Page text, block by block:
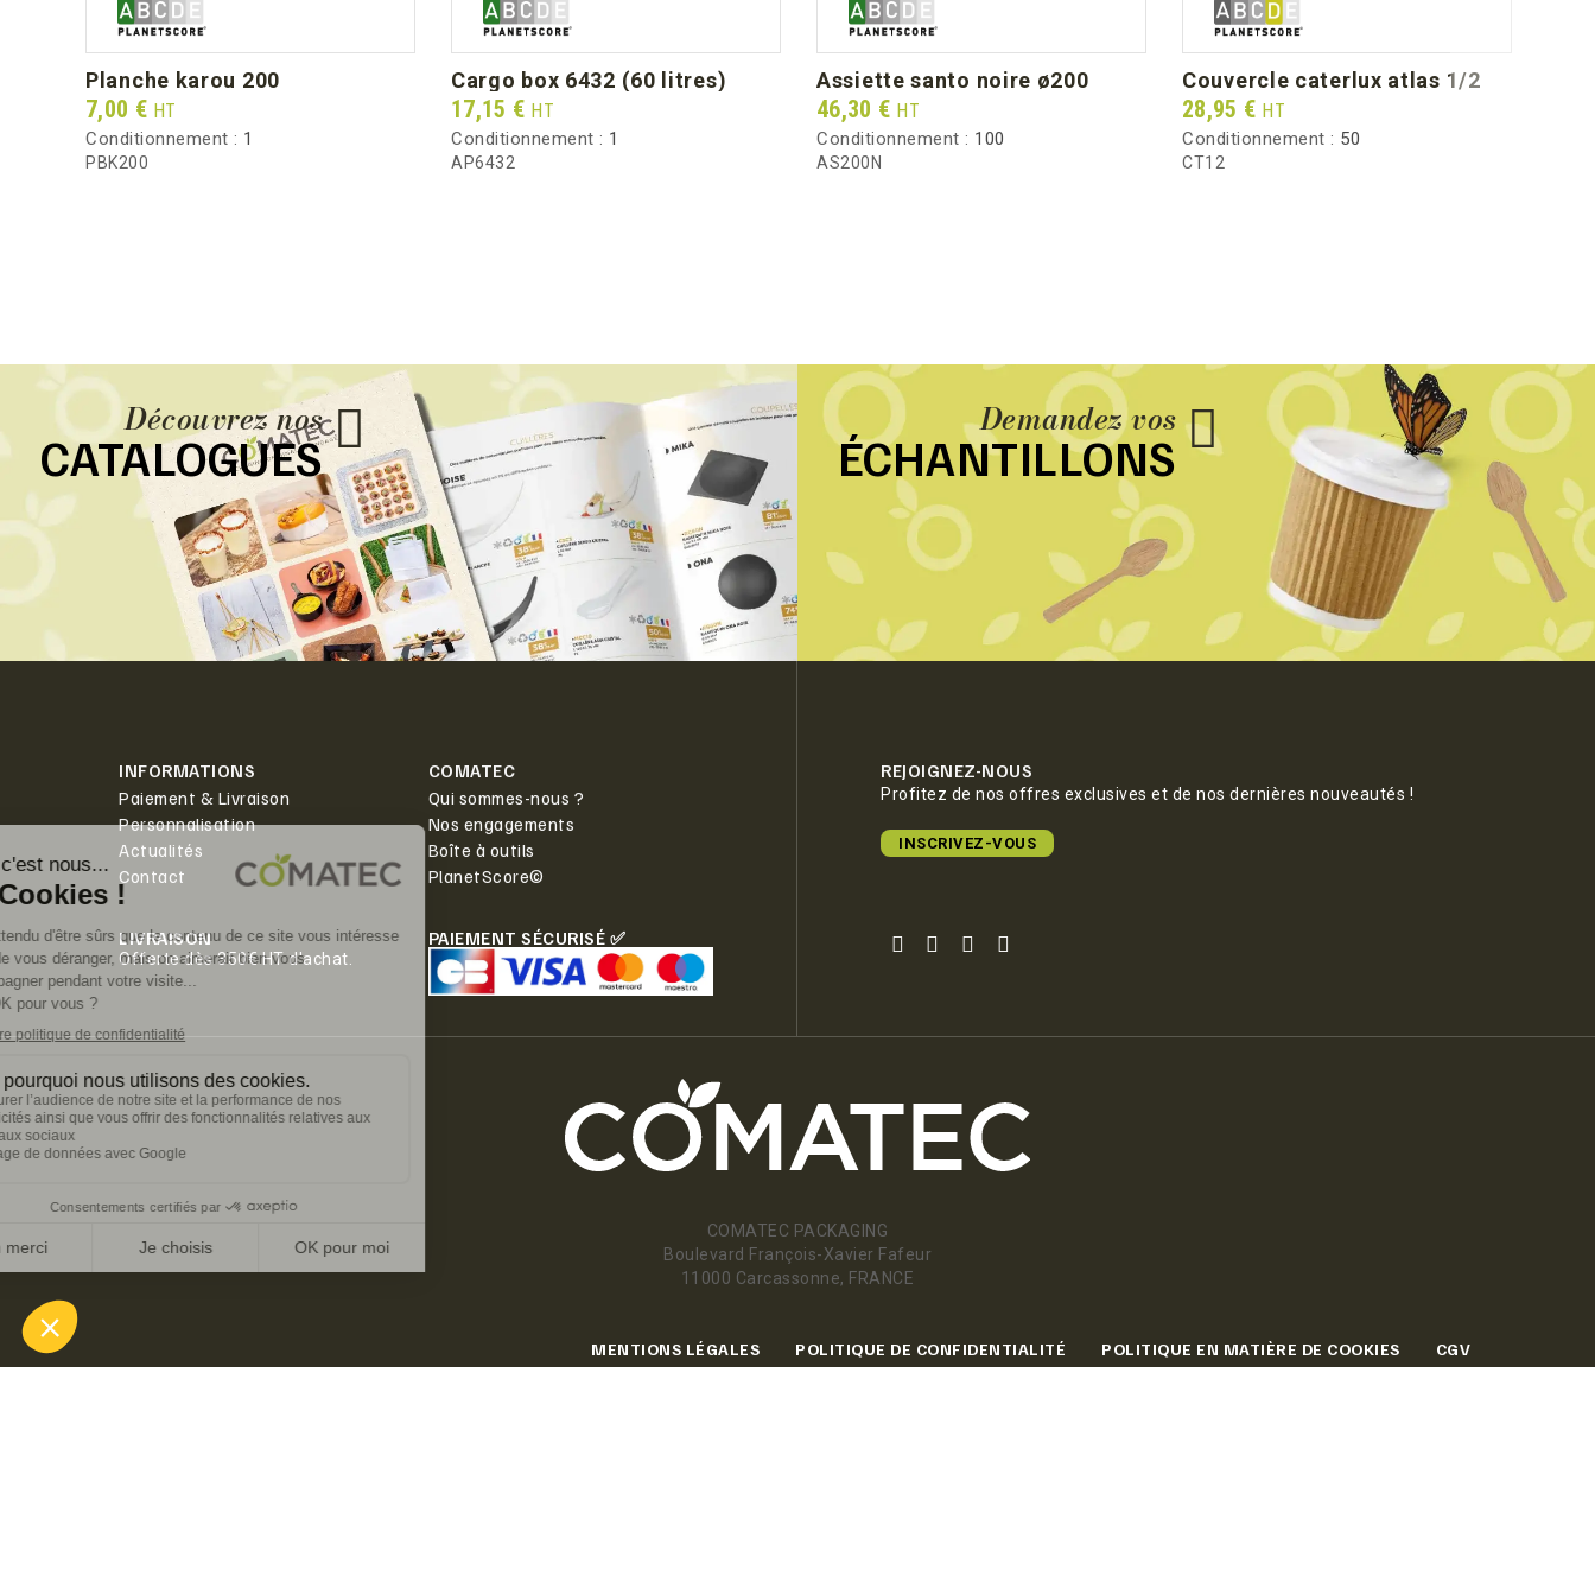
Poids brut au carton (kg)
planche karou 200
Prix
7,00 € HT
Conditionnement : 1
PBK200
cargo box 6432 (60 litres)
Prix
17,15 € HT
Conditionnement : 1
AP6432
assiette santo noire ø200
Prix
46,30 € HT
Conditionnement : 100
AS200N
couvercle caterlux atlas 1/2
Prix
28,95 € HT
Conditionnement : 50
CT12
Découvrez nos
CATALOGUES
Demandez vos
ÉCHANTILLONS
INFORMATIONS
Paiement & Livraison
Personnalisation
Actualités
Contact
COMATEC
Qui sommes-nous ?
Nos engagements
Boîte à outils
PlanetScore©
LIVRAISON
Offerte dès 350€ HT d'achat.
PAIEMENT SÉCURISÉ ✅
REJOIGNEZ-NOUS
Profitez de nos offres exclusives et de nos dernières nouveautés !
INSCRIVEZ-VOUS
COMATEC PACKAGING
Boulevard François-Xavier Fafeur
11000 Carcassonne, FRANCE
MENTIONS LÉGALES POLITIQUE DE CONFIDENTIALITÉ POLITIQUE EN MATIÈRE DE COOKIES CGV